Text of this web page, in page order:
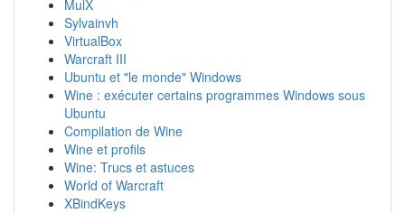
MulX
Sylvainvh
VirtualBox
Warcraft III
Ubuntu et "le monde" Windows
Wine : exécuter certains programmes Windows sous
Ubuntu
Compilation de Wine
Wine et profils
Wine: Trucs et astuces
World of Warcraft
XBindKeys